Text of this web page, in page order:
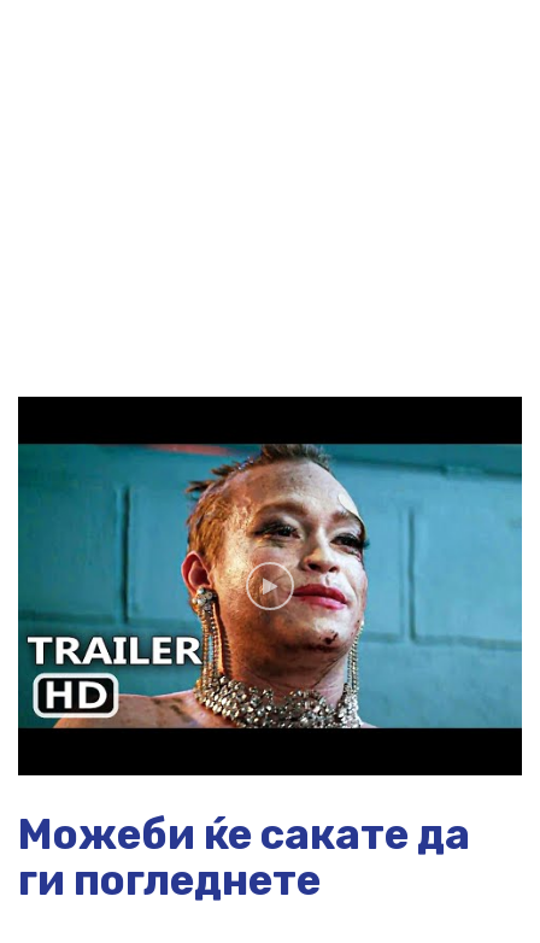
Можеби ќе сакате да
ги погледнете